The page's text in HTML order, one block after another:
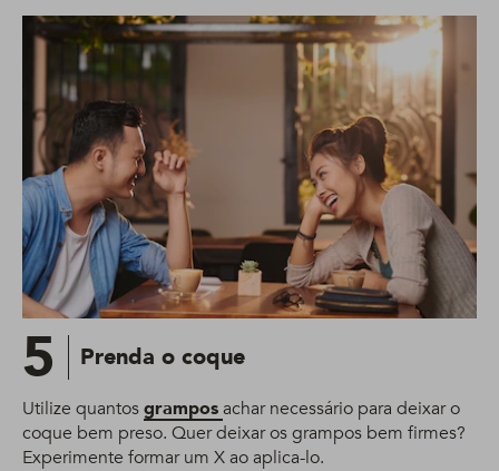
5 Prenda o coque
Utilize quantosgramposachar necessário para deixar o
coque bem preso. Quer deixar os grampos bem firmes?
Experimente formar um X ao aplica-lo.